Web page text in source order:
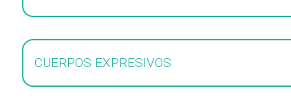
CUERPOS EXPRESIVOS